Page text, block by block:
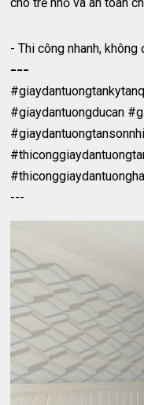
- Thi công nhanh, không
---
#giaydantuongducan
---